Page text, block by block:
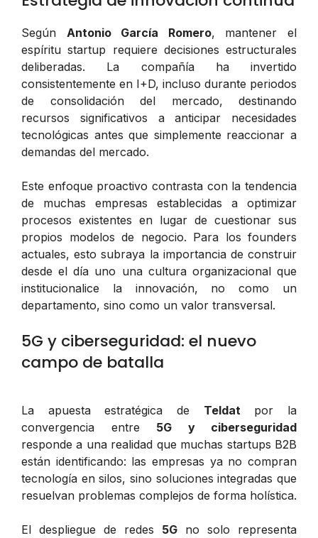
Según Antonio García Romero, mantener el
espíritu startup requiere decisiones estructurales
deliberadas. La compañía ha invertido
consistentemente en I+D, incluso durante periodos
de consolidación del mercado, destinando
recursos significativos a anticipar necesidades
tecnológicas antes que simplemente reaccionar a
demandas del mercado.
Este enfoque proactivo contrasta con la tendencia
de muchas empresas establecidas a optimizar
procesos existentes en lugar de cuestionar sus
propios modelos de negocio. Para los founders
actuales, esto subraya la importancia de construir
desde el día uno una cultura organizacional que
institucionalice la innovación, no como un
departamento, sino como un valor transversal.
5G y ciberseguridad: el nuevo
campo de batalla
La apuesta estratégica de Teldat por la
convergencia entre 5G y ciberseguridad
responde a una realidad que muchas startups B2B
están identificando: las empresas ya no compran
tecnología en silos, sino soluciones integradas que
resuelvan problemas complejos de forma holística.
El despliegue de redes 5G no solo representa